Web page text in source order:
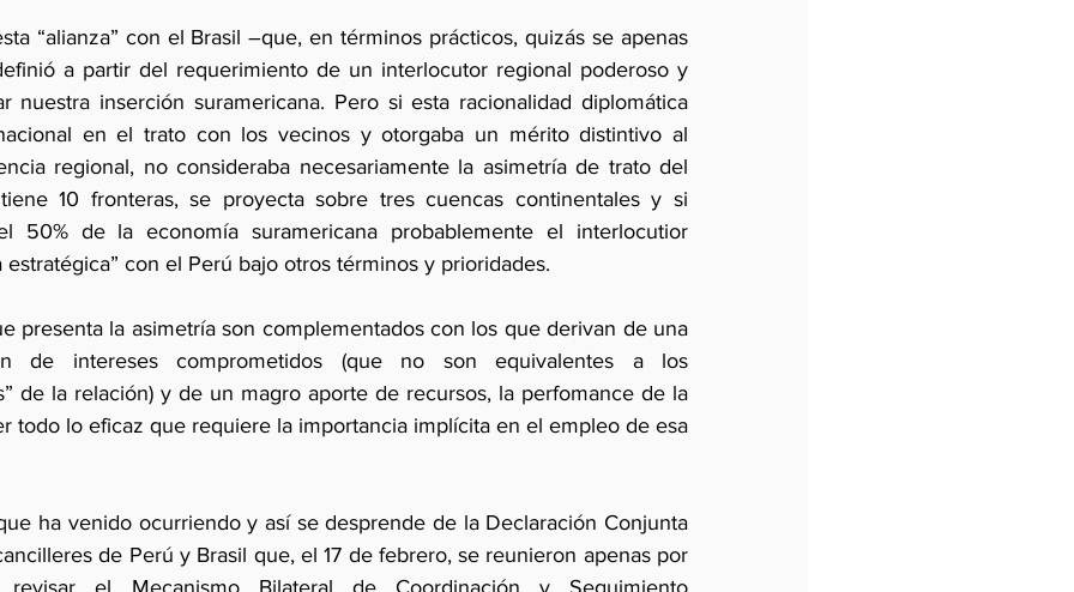
“alianza” con el Brasil –que, en términos prácticos, quizás se apenas
a partir del requerimiento de un interlocutor regional poderoso y
nuestra inserción suramericana. Pero si esta racionalidad diplomática
en el trato con los vecinos y otorgaba un mérito distintivo al
regional, no consideraba necesariamente la asimetría de trato del
10 fronteras, se proyecta sobre tres cuencas continentales y si
50% de la economía suramericana probablemente el interlocutior
estratégica” con el Perú bajo otros términos y prioridades.
presenta la asimetría son complementados con los que derivan de una
de intereses comprometidos (que no son equivalentes a los
de la relación) y de un magro aporte de recursos, la perfomance de la
todo lo eficaz que requiere la importancia implícita en el empleo de esa
ha venido ocurriendo y así se desprende de la Declaración Conjunta
de Perú y Brasil que, el 17 de febrero, se reunieron apenas por
el Mecanismo Bilateral de Coordinación y Seguimiento